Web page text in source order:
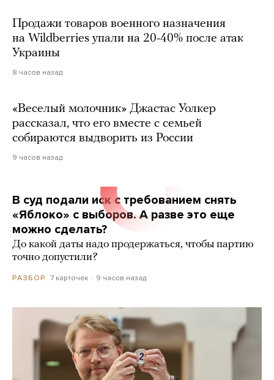
Продажи товаров военного назначения
на Wildberries упали на 20-40% после атак
Украины
8 часов назад
«Веселый молочник» Джастас Уолкер
рассказал, что его вместе с семьей
собираются выдворить из России
9 часов назад
В суд подали иск с требованием снять
«Яблоко» с выборов. А разве это еще
можно сделать?
До какой даты надо продержаться, чтобы партию
точно допустили?
РАЗБОР 7 карточек 9 часов назад